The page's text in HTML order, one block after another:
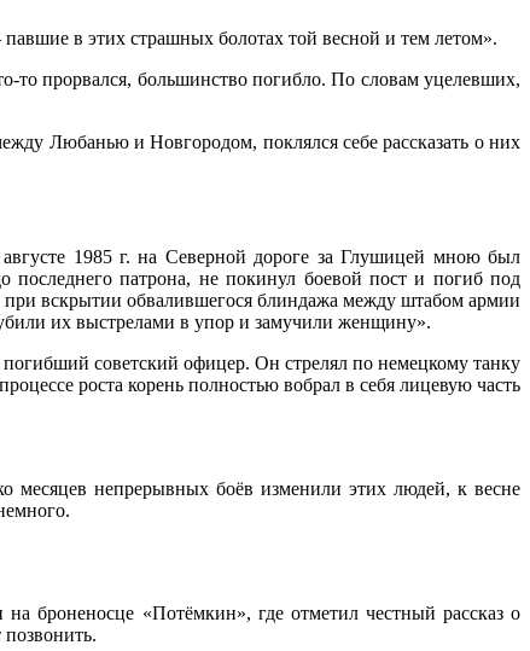
в этих страшных болотах той весной и тем летом».
то прорвался, большинство погибло. По словам уцелевших,
Любанью и Новгородом, поклялся себе рассказать о них
1985 г. на Северной дороге за Глушицей мною был
патрона, не покинул боевой пост и погиб под
при вскрытии обвалившегося блиндажа между штабом армии
их выстрелами в упор и замучили женщину».
советский офицер. Он стрелял по немецкому танку
роста корень полностью вобрал в себя лицевую часть
месяцев непрерывных боёв изменили этих людей, к весне
броненосце «Потёмкин», где отметил честный рассказ о